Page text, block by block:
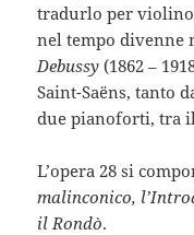
tradurlo per
nel tempo divenne
Debussy (1862 –
Saint-Saëns, tanto
due pianoforti, tra il
L’opera 28 si
malinconico,
il Rondò.